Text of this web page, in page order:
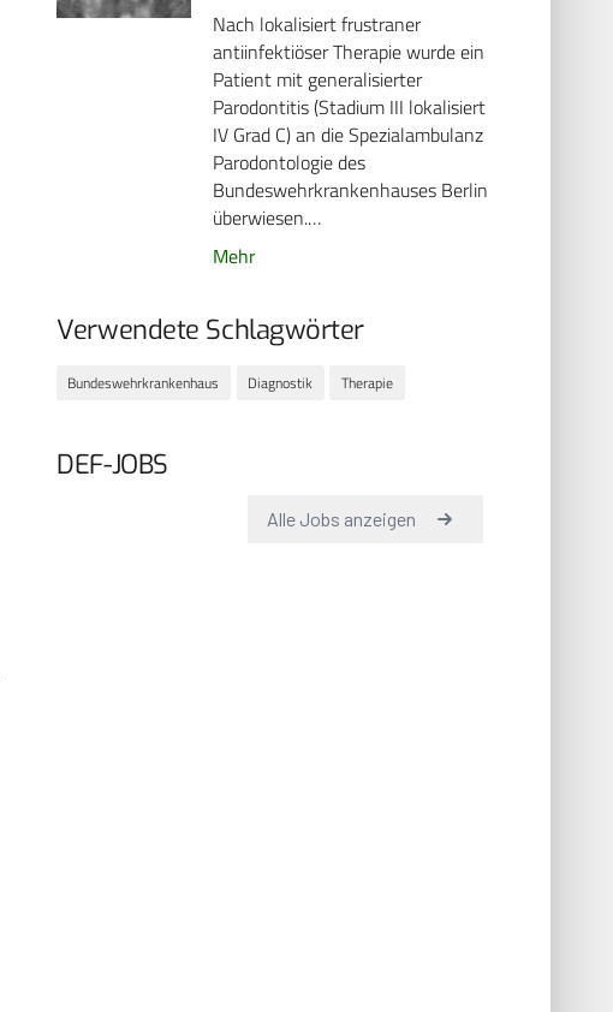
Nach lokalisiert frustraner
antiinfektiöser Therapie wurde ein
Patient mit generalisierter
Parodontitis (Stadium III lokalisiert
IV Grad C) an die Spezialambulanz
Parodontologie des
Bundeswehrkrankenhauses Berlin
überwiesen.…
Mehr
Verwendete Schlagwörter
Bundeswehrkrankenhaus Diagnostik Therapie
DEF-JOBS